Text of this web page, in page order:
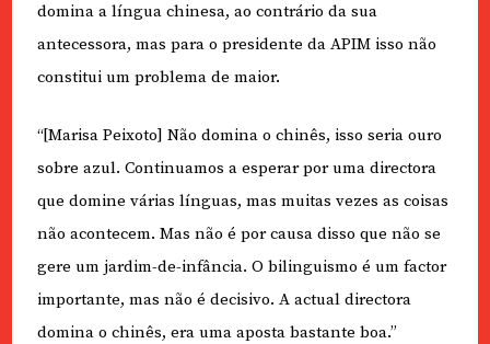
domina a língua chinesa, ao contrário da sua
antecessora, mas para o presidente da APIM isso não
constitui um problema de maior.
“[Marisa Peixoto] Não domina o chinês, isso seria ouro
sobre azul. Continuamos a esperar por uma directora
que domine várias línguas, mas muitas vezes as coisas
não acontecem. Mas não é por causa disso que não se
gere um jardim-de-infância. O bilinguismo é um factor
importante, mas não é decisivo. A actual directora
domina o chinês, era uma aposta bastante boa.”